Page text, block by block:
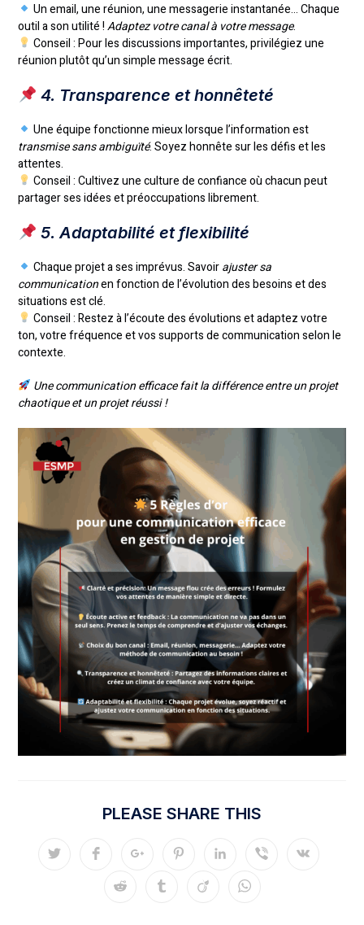
Un email, une réunion, une messagerie instantanée… Chaque
outil a son utilité !Adaptez votre canal à votre message.
Conseil : Pour les discussions importantes, privilégiez une
réunion plutôt qu’un simple message écrit.
4. Transparence et honnêteté
Une équipe fonctionne mieux lorsque l’information est
transmise sans ambiguïté. Soyez honnête sur les défis et les
attentes.
Conseil : Cultivez une culture de confiance où chacun peut
partager ses idées et préoccupations librement.
5. Adaptabilité et flexibilité
Chaque projet a ses imprévus. Savoirajuster sa
communicationen fonction de l’évolution des besoins et des
situations est clé.
Conseil : Restez à l’écoute des évolutions et adaptez votre
ton, votre fréquence et vos supports de communication selon le
contexte.
Une communication efficace fait la différence entre un projet
chaotique et un projet réussi !
PLEASE SHARE THIS